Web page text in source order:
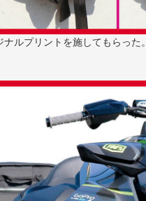
ナルプリントを施してもらっ